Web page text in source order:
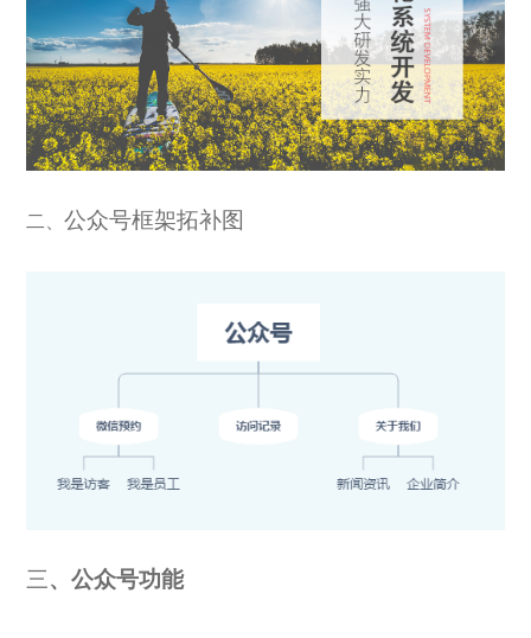
二、公众号框架拓补图
三、公众号功能